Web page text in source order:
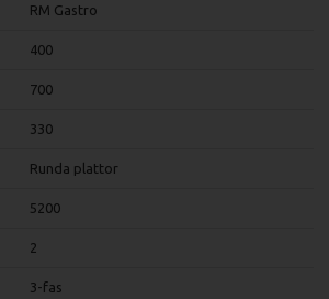
RM Gastro
400
700
330
Runda plattor
5200
2
3-fas